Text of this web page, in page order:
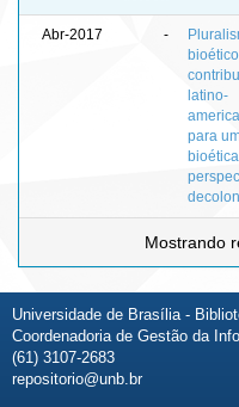
Abr-2017 -
latino-
para
Mostrando
Universidade de Brasília -
Coordenadoria de Gestão da
(61) 3107-2683
repositorio@unb.br